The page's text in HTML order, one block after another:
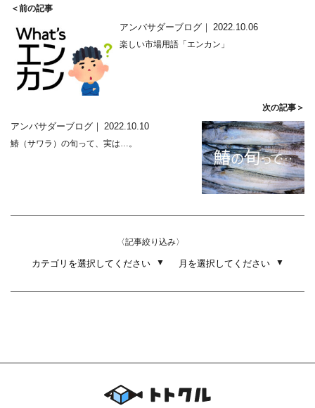
＜前の記事
アンバサダーブログ 2022.10.06
楽しい市場用語「エンカン」
次の記事＞
アンバサダーブログ 2022.10.10
鰆（サワラ）の旬って、実は…。
〈記事絞り込み〉